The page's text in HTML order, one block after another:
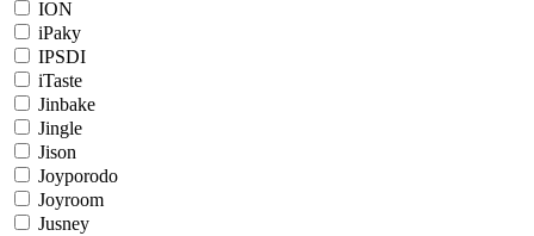
ION
iPaky
IPSDI
iTaste
Jinbake
Jingle
Jison
Joyporodo
Joyroom
Jusney